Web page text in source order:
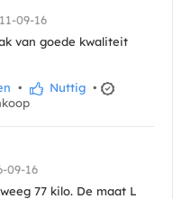
09-16
van goede kwaliteit
• Nuttig •
09-16
77 kilo. De maat L